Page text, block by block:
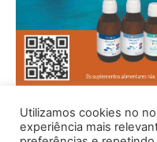
Utilizamos cookies no
experiência mais